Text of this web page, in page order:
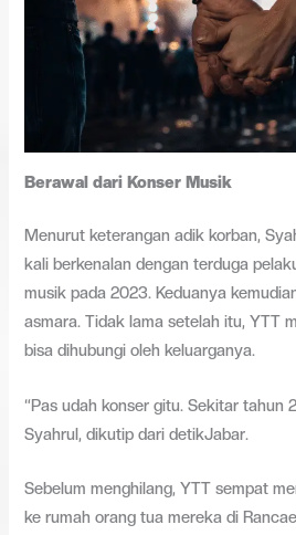
Berawal dari Konser Musik
Menurut keterangan adik korban,
kali berkenalan dengan terduga
musik pada 2023. Keduanya
asmara. Tidak lama setelah itu, YTT
bisa dihubungi oleh keluarganya.
“Pas udah konser gitu. Sekitar tahun
Syahrul, dikutip dari detikJabar.
Sebelum menghilang, YTT sempat
ke rumah orang tua mereka di